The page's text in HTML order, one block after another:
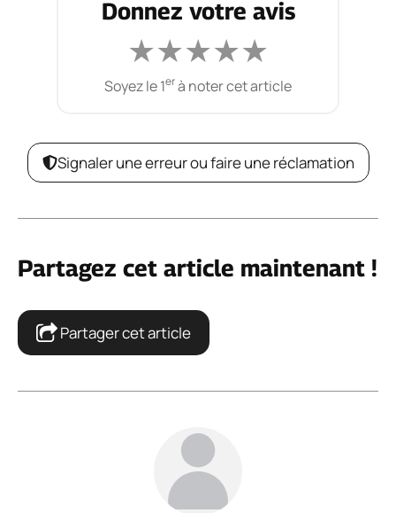
Donnez votre avis
★★★★★
Soyez le 1erà noter cet article
Signaler une erreur ou faire une réclamation
Partagez cet article maintenant !
Partager cet article